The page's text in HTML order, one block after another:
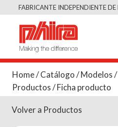
FABRICANTE INDEPENDIENTE
CALIDAD
Home/Catálogo/Modelos/
Productos/ Ficha producto
Volver a Productos